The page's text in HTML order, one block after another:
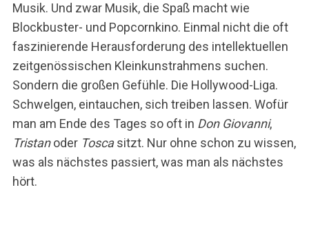
Musik. Und zwar Musik, die Spaß macht wie
Blockbuster- und Popcornkino. Einmal nicht die oft
faszinierende Herausforderung des intellektuellen
zeitgenössischen Kleinkunstrahmens suchen.
Sondern die großen Gefühle. Die Hollywood-Liga.
Schwelgen, eintauchen, sich treiben lassen. Wofür
man am Ende des Tages so oft in Don Giovanni,
Tristanoder Toscasitzt. Nur ohne schon zu wissen,
was als nächstes passiert, was man als nächstes
hört.